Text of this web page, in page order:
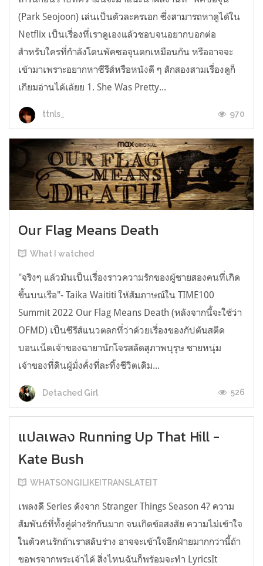
(Park Seojoon) เล่นเป็นตัวละครเอก ซึ่งสามารถหาดูได้ใน
Netflix เป็นเรื่องที่เราดูเองแล้วชอบจนอยากบอกต่อ
สำหรับใครที่กำลังโดนพัคซอจุนตกเหมือนกัน หรืออาจจะ
เข้ามาเพราะอยากหาซีรีส์หรือหนังดี ๆ สักสองสามเรื่องดูก็
เกียมอ่านได้เล้ยย 1. She Was Pretty...
ttnls_ 970
Our Flag Means Death
What I watched
"จริงๆ แล้วมันเป็นเรื่องราวความรักของผู้ชายสองคนที่เกิด
ขึ้นบนเรือ"- Taika Waititi ให้สัมภาษณ์ใน TIME100
Summit 2022 Our Flag Means Death (หลังจากนี้จะใช้ว่า
OFMD) เป็นซีรีส์แนวตลกที่ว่าด้วยเรื่องของกัปตันสตีด
บอนเน็ตเจ้าของฉายานักโจรสลัดสุภาพบุรุษ ชายหนุ่ม
เจ้าของที่ดินผู้มั่งคั่งที่ละทิ้งชีวิตเดิม...
Detached Girl 526
แปลเพลง Running Up That Hill -
Kate Bush
WHATSONGILIKEITRANSLATEIT
เพลงดี Series ดังจาก Stranger Things Season 4? ความ
สัมพันธ์ที่ทั้งคู่ต่างรักกันมาก จนเกิดข้อสงสัย ความไม่เข้าใจ
ในตัวคนรักถ้าเราสลับร่าง อาจจะเข้าใจอีกฝ่ายมากกว่านี้ถ้า
ขอพรจากพระเจ้าได้ สิ่งไหนฉันก็พร้อมจะทำ LyricsIt